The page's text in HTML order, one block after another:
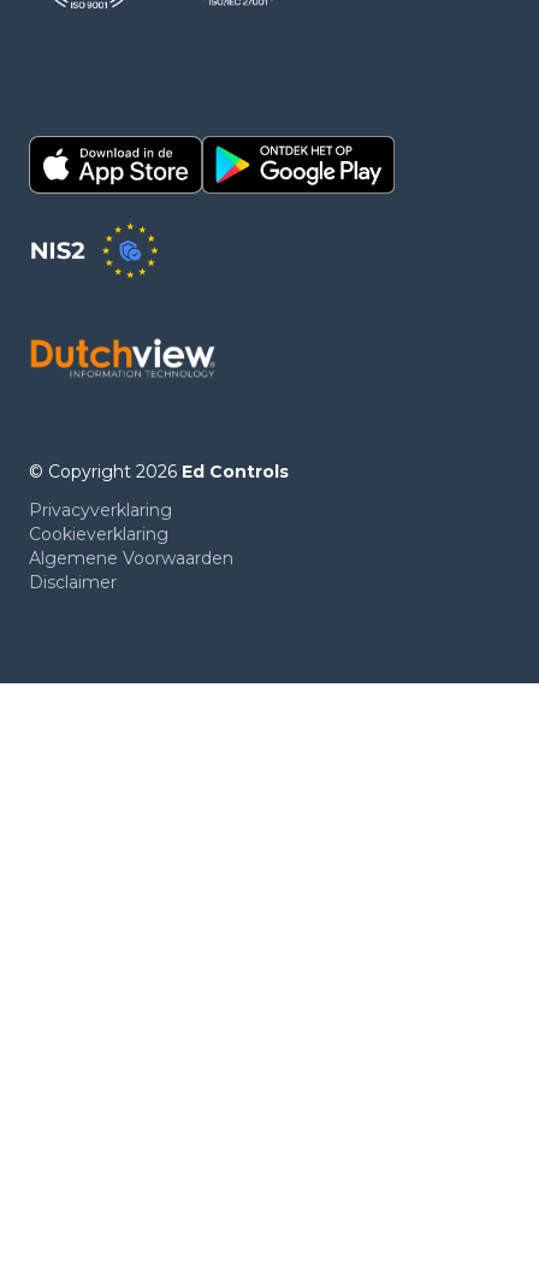
© Copyright 2026 Ed Controls
Privacyverklaring
Cookieverklaring
Algemene Voorwaarden
Disclaimer